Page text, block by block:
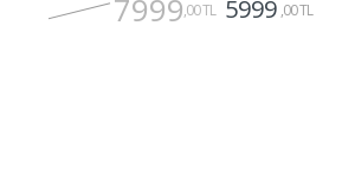
7999,00 TL 5999 ,00 TL